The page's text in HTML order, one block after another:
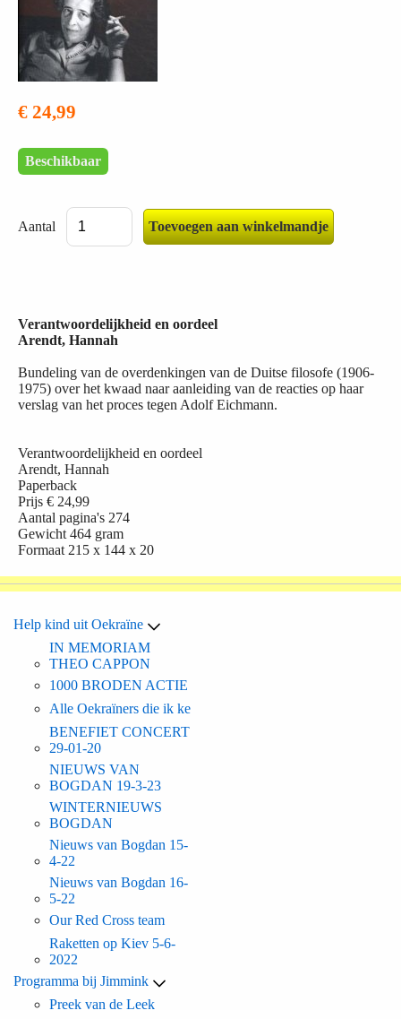
€ 24,99
Beschikbaar
Aantal
Verantwoordelijkheid en oordeel
Arendt, Hannah
Bundeling van de overdenkingen van de Duitse filosofe (1906-
1975) over het kwaad naar aanleiding van de reacties op haar
verslag van het proces tegen Adolf Eichmann.
Verantwoordelijkheid en oordeel
Arendt, Hannah
Paperback
Prijs € 24,99
Aantal pagina's 274
Gewicht464 gram
Formaat215 x 144 x 20
Help kind uit Oekraïne
IN MEMORIAM
THEO CAPPON
1000 BRODEN ACTIE
Alle Oekraïners die ik ke
BENEFIET CONCERT
29-01-20
NIEUWS VAN
BOGDAN 19-3-23
WINTERNIEUWS
BOGDAN
Nieuws van Bogdan 15-
4-22
Nieuws van Bogdan 16-
5-22
Our Red Cross team
Raketten op Kiev 5-6-
2022
Programma bij Jimmink
Preek van de Leek